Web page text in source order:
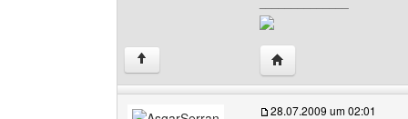
↑ Website dieses
28.07.2009 um 02:01